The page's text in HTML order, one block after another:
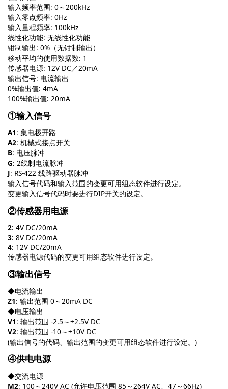
输入频率范围: 0～200kHz
输入零点频率: 0Hz
输入量程频率: 100kHz
线性化功能: 无线性化功能
钳制输出: 0%（无钳制输出）
移动平均的使用数据数: 1
传感器电源: 12V DC／20mA
输出信号: 电流输出
0%输出值: 4mA
100%输出值: 20mA
①输入信号
A1: 集电极开路
A2: 机械式接点开关
B: 电压脉冲
G: 2线制电流脉冲
J: RS-422 线路驱动器脉冲
输入信号代码和输入范围的变更可用组态软件进行设定。
变更输入信号代码时要进行DIP开关的设定。
②传感器用电源
2: 4V DC/20mA
3: 8V DC/20mA
4: 12V DC/20mA
传感器电源代码的变更可用组态软件进行设定。
③输出信号
◆电流输出
Z1: 输出范围 0～20mA DC
◆电压输出
V1: 输出范围 -2.5～+2.5V DC
V2: 输出范围 -10～+10V DC
(输出信号的代码、输出范围的变更可用组态软件进行设定。)
④供电电源
◆交流电源
M2: 100～240V AC (允许电压范围 85～264V AC、47～66Hz)